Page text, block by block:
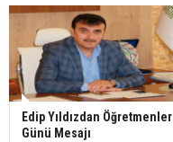
Edip Yıldızdan Öğretmenler
Günü Mesajı